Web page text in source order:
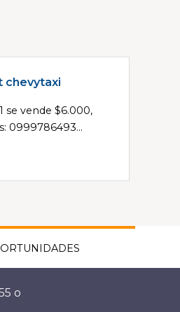
chevytaxi
se vende $6.000,
0999786493...
o